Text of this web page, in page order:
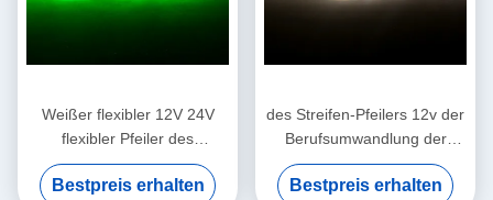
Weißer flexibler 12V 24V
flexibler Pfeiler des
wasserdichten des Band-
Ip65 Licht-führte hellen
Bestpreis erhalten
des Streifen-Pfeilers 12v der
Berufsumwandlung der
fabrikfertigung bunten
flexibles geführtes
Bestpreis erhalten